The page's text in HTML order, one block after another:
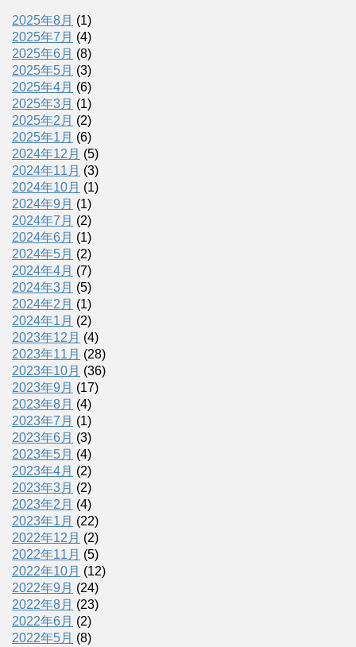
2025年8月 (1)
2025年7月 (4)
2025年6月 (8)
2025年5月 (3)
2025年4月 (6)
2025年3月 (1)
2025年2月 (2)
2025年1月 (6)
2024年12月 (5)
2024年11月 (3)
2024年10月 (1)
2024年9月 (1)
2024年7月 (2)
2024年6月 (1)
2024年5月 (2)
2024年4月 (7)
2024年3月 (5)
2024年2月 (1)
2024年1月 (2)
2023年12月 (4)
2023年11月 (28)
2023年10月 (36)
2023年9月 (17)
2023年8月 (4)
2023年7月 (1)
2023年6月 (3)
2023年5月 (4)
2023年4月 (2)
2023年3月 (2)
2023年2月 (4)
2023年1月 (22)
2022年12月 (2)
2022年11月 (5)
2022年10月 (12)
2022年9月 (24)
2022年8月 (23)
2022年6月 (2)
2022年5月 (8)